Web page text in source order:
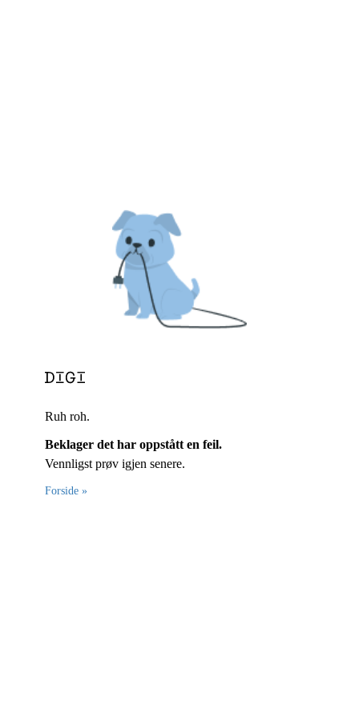
Ruh roh.
Beklager det har oppstått en feil.
Vennligst prøv igjen senere.
Forside »